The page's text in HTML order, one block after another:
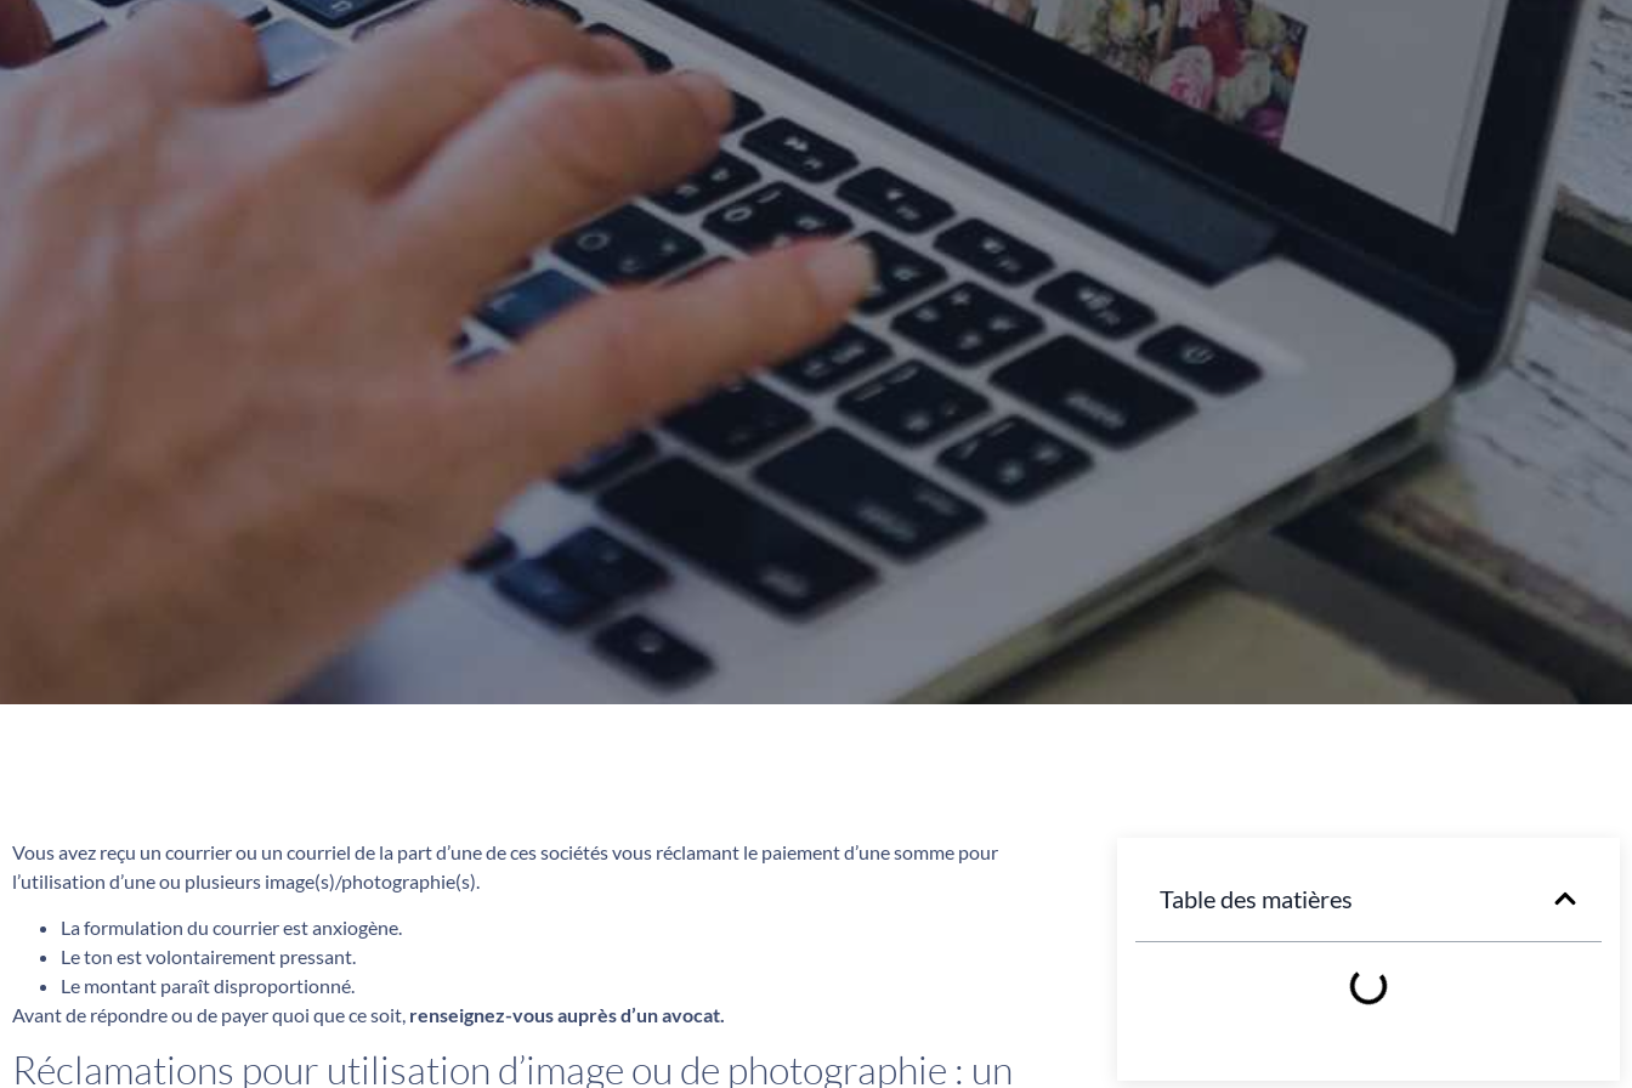
Vous avez reçu un courrier ou un courriel de la part d’une de ces sociétés vous réclamant le paiement d’une somme pour
l’utilisation d’une ou plusieurs image(s)/photographie(s).
La formulation du courrier est anxiogène.
Le ton est volontairement pressant.
Le montant paraît disproportionné.
Avant de répondre ou de payer quoi que ce soit, renseignez-vous auprès d’un avocat.
Réclamations pour utilisation d’image ou de photographie : un
Table des matières